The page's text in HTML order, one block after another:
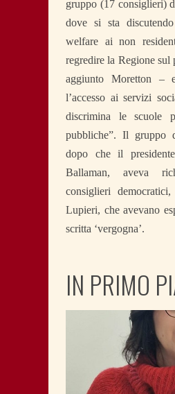
gruppo (17 consiglieri)
dove si sta
welfare ai non
regredire la Regione sul
aggiunto Moretton
l’accesso ai servizi
discrimina le scuole
pubbliche”. Il gruppo
dopo che il
Ballaman, aveva
consiglieri
Lupieri, che avevano
scritta ‘vergogna’.
IN PRIMO